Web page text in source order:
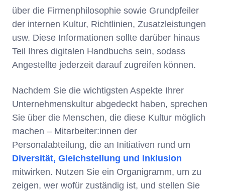
über die Firmenphilosophie sowie Grundpfeiler
der internen Kultur, Richtlinien, Zusatzleistungen
usw. Diese Informationen sollte darüber hinaus
Teil Ihres digitalen Handbuchs sein, sodass
Angestellte jederzeit darauf zugreifen können.
Nachdem Sie die wichtigsten Aspekte Ihrer
Unternehmenskultur abgedeckt haben, sprechen
Sie über die Menschen, die diese Kultur möglich
machen – Mitarbeiter:innen der
Personalabteilung, die an Initiativen rund um
Diversität, Gleichstellung und Inklusion
mitwirken. Nutzen Sie ein Organigramm, um zu
zeigen, wer wofür zuständig ist, und stellen Sie